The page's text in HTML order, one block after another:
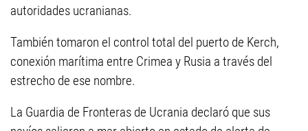
autoridades ucranianas.
También tomaron el control total del puerto de Kerch,
conexión marítima entre Crimea y Rusia a través del
estrecho de ese nombre.
La Guardia de Fronteras de Ucrania declaró que sus